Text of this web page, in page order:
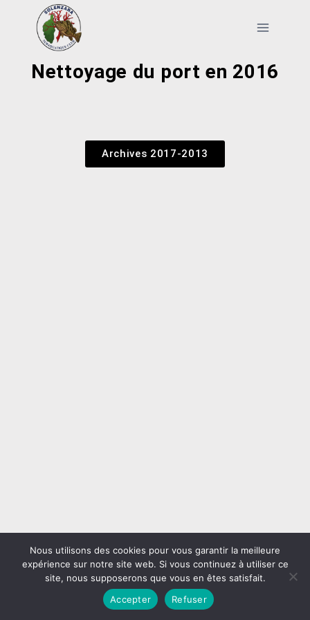
Nettoyage du port en 2016
Archives 2017-2013
Mentions légales
Nous utilisons des cookies pour vous garantir la meilleure
expérience sur notre site web. Si vous continuez à utiliser ce
site, nous supposerons que vous en êtes satisfait.
Accepter
Refuser